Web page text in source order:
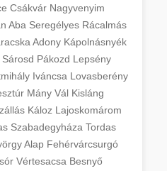
Csákvár Nagyvenyim
Aba Seregélyes Rácalmás
Adony Kápolnásnyék
Sárosd Pákozd Lepsény
Iváncsa Lovasberény
Mány Vál Kisláng
Káloz Lajoskomárom
Szabadegyháza Tordas
Alap Fehérvárcsurgó
Vértesacsa Besnyő